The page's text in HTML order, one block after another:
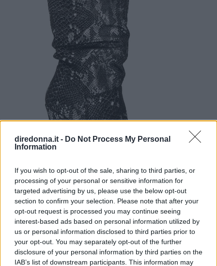
diredonna.it - Do Not Process My Personal
Information
If you wish to opt-out of the sale, sharing to third parties, or
processing of your personal or sensitive information for
targeted advertising by us, please use the below opt-out
section to confirm your selection. Please note that after your
opt-out request is processed you may continue seeing
interest-based ads based on personal information utilized by
us or personal information disclosed to third parties prior to
your opt-out. You may separately opt-out of the further
disclosure of your personal information by third parties on the
IAB’s list of downstream participants. This information may
Café Noir (109 euro)
Gli stivali diSophia Websterin pelle tattile
effetto serpente sono ricamati con le sue
farfalle colorate del brand e hanno tacco da
5 cm con punta a mandorla squadrata.